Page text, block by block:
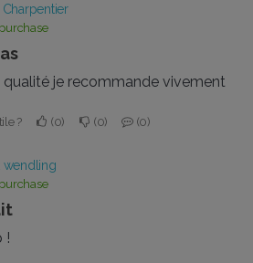
Charpentier
qualité je recommande vivement
? 0 0 0
wendling
!